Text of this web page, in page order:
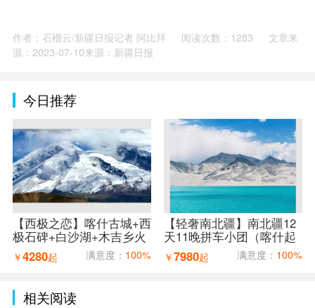
作者：石榴云/新疆日报记者 阿比拜 阅读次数：1283
文章来
源：2023-07-10来源：新疆日报
今日推荐
【西极之恋】喀什古城+西
极石碑+白沙湖+木吉乡火
山口+红旗拉普口岸+盘龙
古道7天6晚拼车小团（喀
￥4280起 满意度： 100%
【轻奢南北疆】南北疆12
天11晚拼车小团（喀什起
乌鲁木齐止）
￥7980起 满意度： 100%
相关阅读